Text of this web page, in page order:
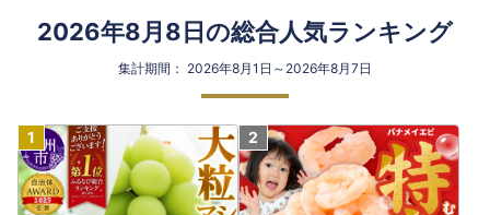
2026年8月8日の総合人気ランキング
集計期間： 2026年8月1日～2026年8月7日